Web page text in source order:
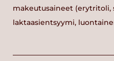
makeutusaineet (erytritoli,
laktaasientsyymi,